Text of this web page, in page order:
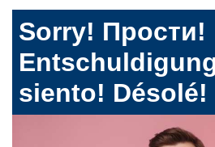
Sorry! Прости!
siento! Désolé!